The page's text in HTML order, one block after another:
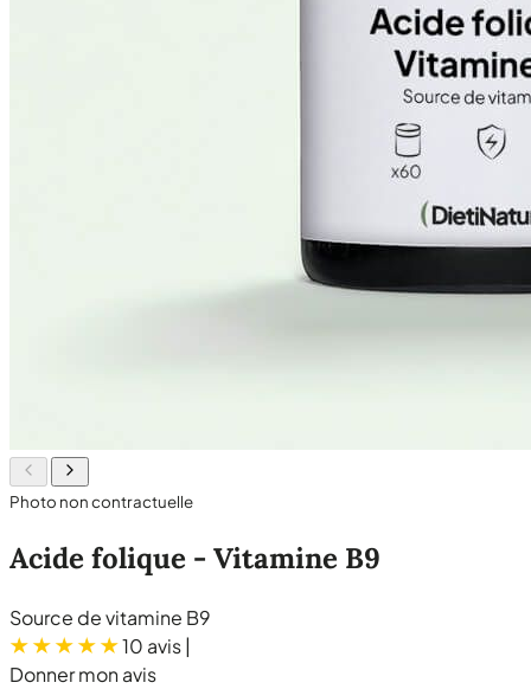
Photo non contractuelle
Acide folique - Vitamine B9
Source de vitamine B9
10 avis|
Donner mon avis